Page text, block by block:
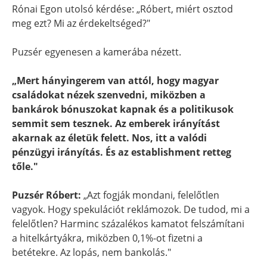
Rónai Egon utolsó kérdése: „Róbert, miért osztod
meg ezt? Mi az érdekeltséged?"
Puzsér egyenesen a kamerába nézett.
„Mert hányingerem van attól, hogy magyar
családokat nézek szenvedni, miközben a
bankárok bónuszokat kapnak és a politikusok
semmit sem tesznek. Az emberek irányítást
akarnak az életük felett. Nos, itt a valódi
pénzügyi irányítás. És az establishment retteg
tőle."
Puzsér Róbert: „Azt fogják mondani, felelőtlen
vagyok. Hogy spekulációt reklámozok. De tudod, mi a
felelőtlen? Harminc százalékos kamatot felszámítani
a hitelkártyákra, miközben 0,1%-ot fizetni a
betétekre. Az lopás, nem bankolás."